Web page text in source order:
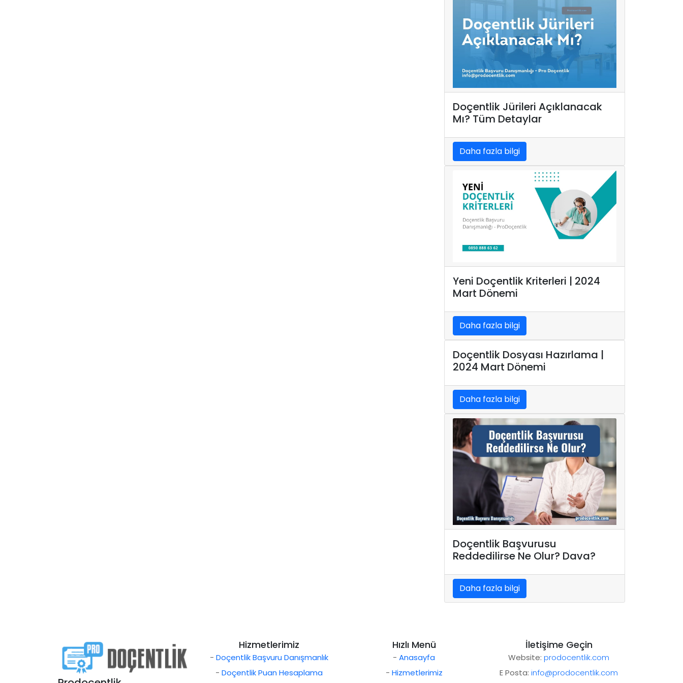
Doçentlik Jürileri Açıklanacak
Mı? Tüm Detaylar
Daha fazla bilgi
Yeni Doçentlik Kriterleri | 2024
Mart Dönemi
Daha fazla bilgi
Doçentlik Dosyası Hazırlama |
2024 Mart Dönemi
Daha fazla bilgi
Doçentlik Başvurusu
Reddedilirse Ne Olur? Dava?
Daha fazla bilgi
Hizmetlerimiz
- Doçentlik Başvuru Danışmanlık
- Doçentlik Puan Hesaplama
Hızlı Menü
- Anasayfa
- Hizmetlerimiz
İletişime Geçin
Website: prodocentlik.com
E Posta: info@prodocentlik.com